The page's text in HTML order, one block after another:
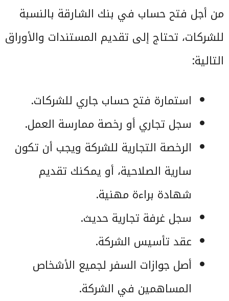
من أجل فتح حساب في بنك الشارقة بالنسبة
للشركات، تحتاج إلى تقديم المستندات والأوراق
التالية:
استمارة فتح حساب جاري للشركات.
سجل تجاري أو رخصة ممارسة العمل.
الرخصة التجارية للشركة ويجب أن تكون
سارية الصلاحية، أو يمكنك تقديم
شهادة براءة مهنية.
سجل غرفة تجارية حديث.
عقد تأسيس الشركة.
أصل جوازات السفر لجميع الأشخاص
المساهمين في الشركة.